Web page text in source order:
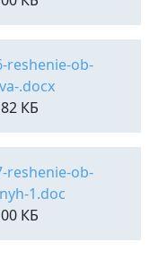
reshenie-ob-
.docx
КБ
reshenie-ob-
1.doc
КБ